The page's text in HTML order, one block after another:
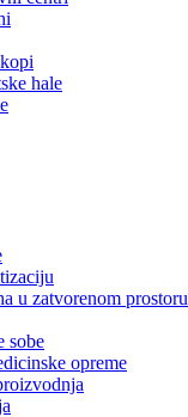
hale
u zatvorenom prostoru
sobe
opreme